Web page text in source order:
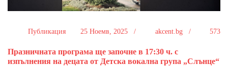
Публикация 25 Ноемв, 2025 / akcent.bg / 573
Празничната програма ще започне в 17:30 ч. с
изпълнения на децата от Детска вокална група „Слънце“